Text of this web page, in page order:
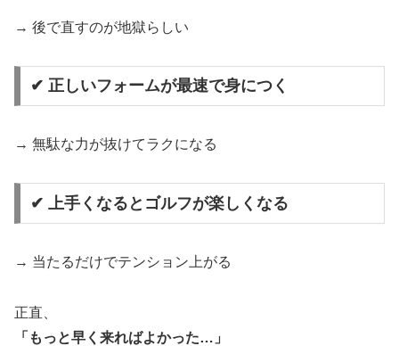
→ 後で直すのが地獄らしい
✔ 正しいフォームが最速で身につく
→ 無駄な力が抜けてラクになる
✔ 上手くなるとゴルフが楽しくなる
→ 当たるだけでテンション上がる
正直、
「もっと早く来ればよかった…」